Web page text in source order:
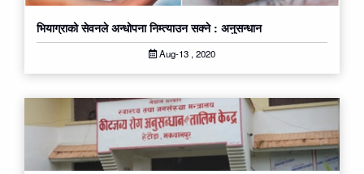
भियाग्राको सेवनले अन्धोपना निम्त्याउन सक्ने : अनुसन्धान
Aug-13 , 2020